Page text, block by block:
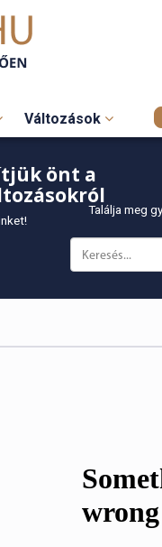
Változások
önt a
Találja meg